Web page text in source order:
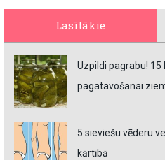
Lasītākie
Uzpildi pagrabu!
pagatavošanai
5 sieviešu vēderu
kārtībā